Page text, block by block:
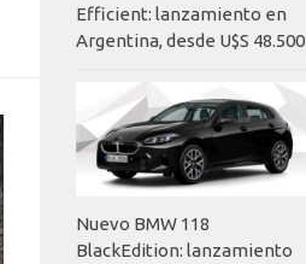
Efficient: lanzamiento en
Argentina, desde U$S 48.500
Nuevo BMW 118
BlackEdition: lanzamiento